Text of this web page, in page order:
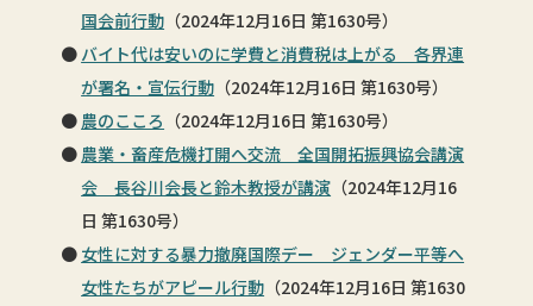
国会前行動 （2024年12月16日 第1630号）
バイト代は安いのに学費と消費税は上がる 各界連
が署名・宣伝行動 （2024年12月16日 第1630号）
農のこころ （2024年12月16日 第1630号）
農業・畜産危機打開へ交流 全国開拓振興協会講演
会 長谷川会長と鈴木教授が講演 （2024年12月16
日 第1630号）
女性に対する暴力撤廃国際デー ジェンダー平等へ
女性たちがアピール行動 （2024年12月16日 第1630